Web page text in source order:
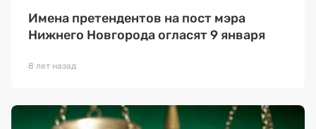
Имена претендентов на пост мэра
Нижнего Новгорода огласят 9 января
8 лет назад